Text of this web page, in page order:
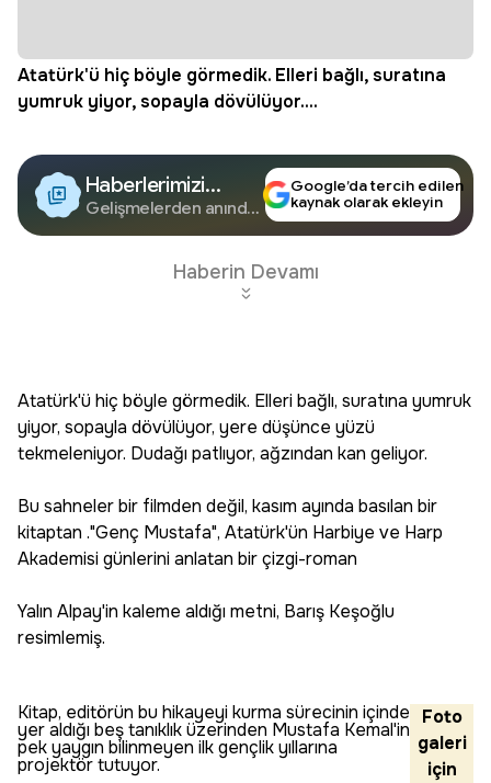
Atatürk'ü hiç böyle görmedik. Elleri bağlı, suratına
yumruk yiyor, sopayla dövülüyor....
Haberlerimizi
Google'da Takip
Edin
Gelişmelerden anında
Google’da tercih edilen
kaynak olarak ekleyin
Haberin Devamı
Atatürk'ü hiç böyle görmedik. Elleri bağlı, suratına yumruk
yiyor, sopayla dövülüyor, yere düşünce yüzü
tekmeleniyor. Dudağı patlıyor, ağzından kan geliyor.
Bu sahneler bir filmden değil, kasım ayında basılan bir
kitaptan ."Genç Mustafa", Atatürk'ün Harbiye ve Harp
Akademisi günlerini anlatan bir çizgi-roman
Yalın Alpay'in kaleme aldığı metni, Barış Keşoğlu
resimlemiş.
Foto
galeri
için
Kitap, editörün bu hikayeyi kurma sürecinin içinde
yer aldığı beş tanıklık üzerinden Mustafa Kemal'in
pek yaygın bilinmeyen ilk gençlik yıllarına
projektör tutuyor.